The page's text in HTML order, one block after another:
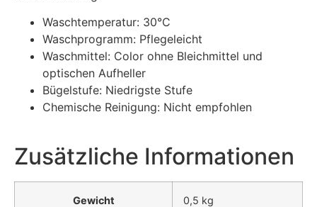
Waschtemperatur: 30°C
Waschprogramm: Pflegeleicht
Waschmittel: Color ohne Bleichmittel und
optischen Aufheller
Bügelstufe: Niedrigste Stufe
Chemische Reinigung: Nicht empfohlen
Zusätzliche Informationen
Gewicht 0,5 kg